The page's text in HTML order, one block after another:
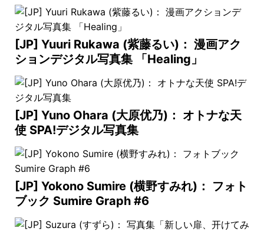
[JP] Yuuri Rukawa (紫藤るい)： 漫画アク
ションデジタル写真集 「Healing」
[JP] Yuno Ohara (大原优乃)： オトナな天
使 SPA!デジタル写真集
[JP] Yokono Sumire (横野すみれ)： フォト
ブック Sumire Graph #6